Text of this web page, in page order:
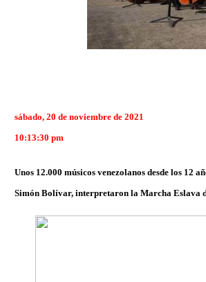
sábado, 20 de noviembre de 2021
10:13:30 pm
Unos 12.000 músicos venezolanos desde los 12
Simón Bolívar, interpretaron la Marcha Eslava